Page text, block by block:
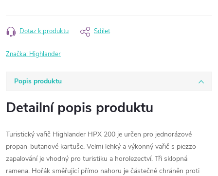
Dotaz k produktu Sdílet
Značka: Highlander
Popis produktu
Detailní popis produktu
Turistický vařič Highlander HPX 200 je určen pro jednorázové
propan-butanové kartuše. Velmi lehký a výkonný vařič s piezzo
zapalování je vhodný pro turistiku a horolezectví. Tři sklopná
ramena. Hořák směřující přímo nahoru je částečně chráněn proti